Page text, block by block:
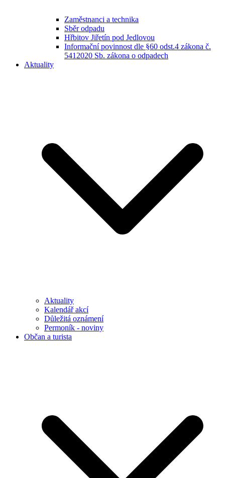
Zaměstnanci a technika
Sběr odpadu
Hřbitov Jiřetín pod Jedlovou
Informační povinnost dle §60 odst.4 zákona č.
5412020 Sb. zákona o odpadech
Aktuality
Aktuality
Kalendář akcí
Důležitá oznámení
Permoník - noviny
Občan a turista